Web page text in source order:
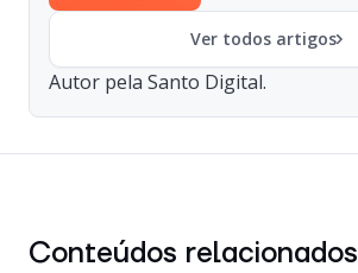
Ver todos artigos
Autor pela Santo Digital.
Conteúdos relacionados